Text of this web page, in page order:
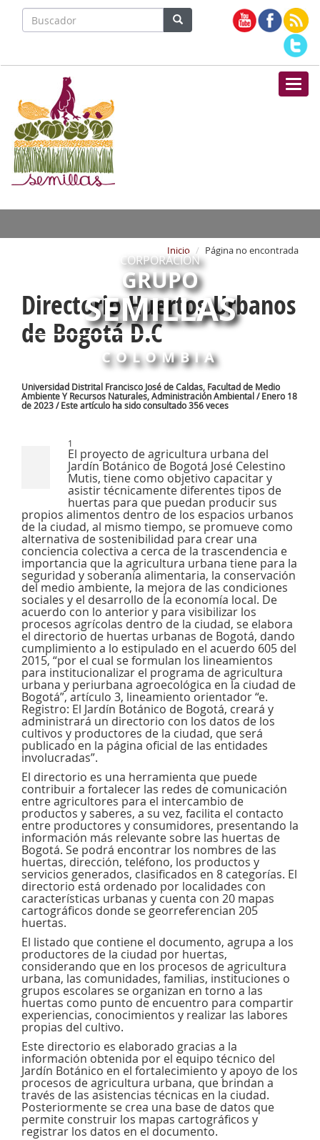
CORPORACIÓN
GRUPO
SEMILLAS
COLOMBIA
Inicio Página no encontrada
Directorio Huertos Urbanos
de Bogotá D.C
Universidad Distrital Francisco José de Caldas, Facultad de Medio
Ambiente Y Recursos Naturales, Administración Ambiental / Enero 18
de 2023 / Este artículo ha sido consultado 356 veces
1
El proyecto de agricultura urbana del
Jardín Botánico de Bogotá José Celestino
Mutis, tiene como objetivo capacitar y
asistir técnicamente diferentes tipos de
huertas para que puedan producir sus
propios alimentos dentro de los espacios urbanos
de la ciudad, al mismo tiempo, se promueve como
alternativa de sostenibilidad para crear una
conciencia colectiva a cerca de la trascendencia e
importancia que la agricultura urbana tiene para la
seguridad y soberanía alimentaria, la conservación
del medio ambiente, la mejora de las condiciones
sociales y el desarrollo de la economía local. De
acuerdo con lo anterior y para visibilizar los
procesos agrícolas dentro de la ciudad, se elabora
el directorio de huertas urbanas de Bogotá, dando
cumplimiento a lo estipulado en el acuerdo 605 del
2015, “por el cual se formulan los lineamientos
para institucionalizar el programa de agricultura
urbana y periurbana agroecológica en la ciudad de
Bogotá”, artículo 3, lineamiento orientador “e.
Registro: El Jardín Botánico de Bogotá, creará y
administrará un directorio con los datos de los
cultivos y productores de la ciudad, que será
publicado en la página oficial de las entidades
involucradas”.
El directorio es una herramienta que puede
contribuir a fortalecer las redes de comunicación
entre agricultores para el intercambio de
productos y saberes, a su vez, facilita el contacto
entre productores y consumidores, presentando la
información más relevante sobre las huertas de
Bogotá. Se podrá encontrar los nombres de las
huertas, dirección, teléfono, los productos y
servicios generados, clasificados en 8 categorías. El
directorio está ordenado por localidades con
características urbanas y cuenta con 20 mapas
cartográficos donde se georreferencian 205
huertas.
El listado que contiene el documento, agrupa a los
productores de la ciudad por huertas,
considerando que en los procesos de agricultura
urbana, las comunidades, familias, instituciones o
grupos escolares se organizan en torno a las
huertas como punto de encuentro para compartir
experiencias, conocimientos y realizar las labores
propias del cultivo.
Este directorio es elaborado gracias a la
información obtenida por el equipo técnico del
Jardín Botánico en el fortalecimiento y apoyo de los
procesos de agricultura urbana, que brindan a
través de las asistencias técnicas en la ciudad.
Posteriormente se crea una base de datos que
permite construir los mapas cartográficos y
registrar los datos en el documento.